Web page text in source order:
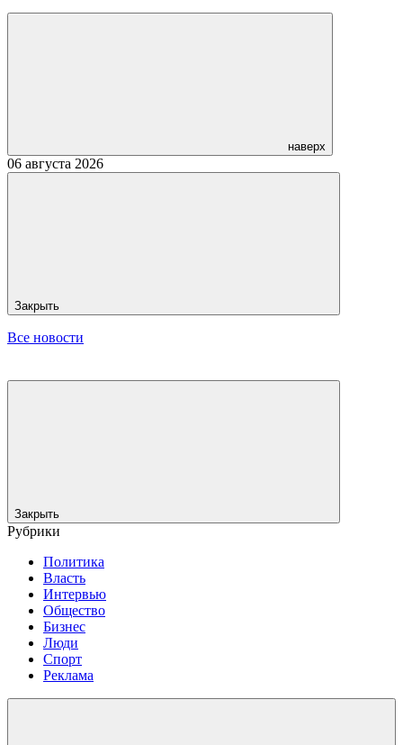
наверх
06 августа 2026
Закрыть
Все новости
Закрыть
Рубрики
Политика
Власть
Интервью
Общество
Бизнес
Люди
Спорт
Реклама